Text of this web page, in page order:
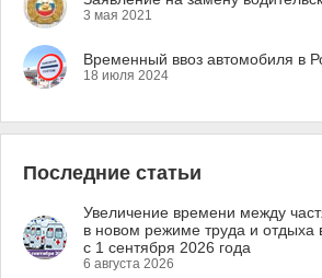
3 мая 2021
Временный ввоз автомобиля в
18 июля 2024
Последние статьи
Увеличение времени между
в новом режиме труда и отдыха
с 1 сентября 2026 года
6 августа 2026